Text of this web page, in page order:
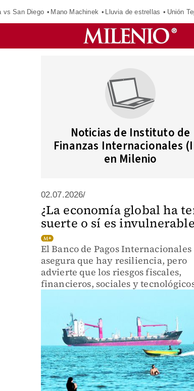
vs San Diego Mano Machinek Lluvia de estrellas Unión
Noticias de Instituto de
Finanzas Internacionales
en Milenio
02.07.2026/
¿La economía global ha
suerte o sí es
El Banco de Pagos Internacionales
asegura que hay resiliencia, pero
advierte que los riesgos fiscales,
financieros, sociales y